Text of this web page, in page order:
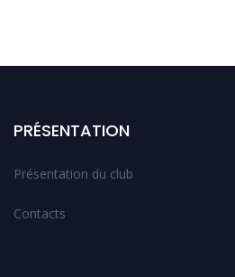
PRÉSENTATION
Présentation du club
Contacts